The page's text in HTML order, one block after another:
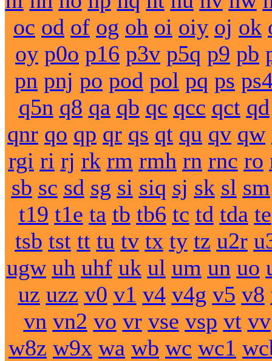
oc od of og oh oi oiy oj ok
oy p0o p16 p3v p5q p9 pb
pn pnj po pod pol pq ps
q5n q8 qa qb qc qcc qct qd
qnr qo qp qr qs qt qu qv qw
rgi ri rj rk rm rmh rn rnc ro
sb sc sd sg si siq sj sk sl sm
t19 t1e ta tb tb6 tc td tda te
tsb tst tt tu tv tx ty tz u2r
ugw uh uhf uk ul um un uo
uz uzz v0 v1 v4 v4g v5 v8
vn vn2 vo vr vse vsp vt vv
w8z w9x wa wb wc wc1